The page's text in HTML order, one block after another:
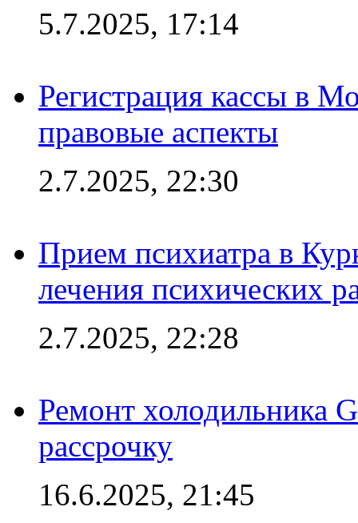
5.7.2025, 17:14
Регистрация кассы в
правовые аспекты
2.7.2025, 22:30
Прием психиатра в
лечения психических
2.7.2025, 22:28
Ремонт холодильника
рассрочку
16.6.2025, 21:45